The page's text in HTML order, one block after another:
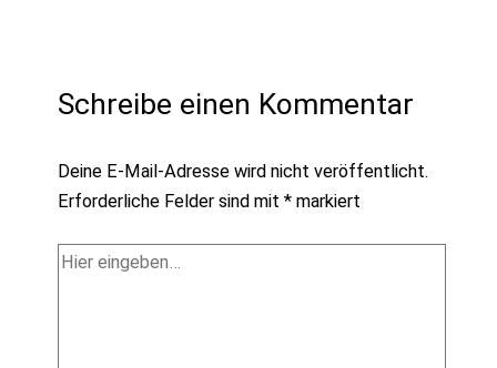
Schreibe einen Kommentar
Deine E-Mail-Adresse wird nicht veröffentlicht.
Erforderliche Felder sind mit *markiert
Hier